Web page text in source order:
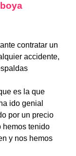
contratar un
accidente,
es la que
ido genial
por un precio
hemos tenido
y nos hemos